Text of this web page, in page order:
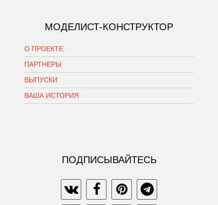
МОДЕЛИСТ-КОНСТРУКТОР
О ПРОЕКТЕ
ПАРТНЕРЫ
ВЫПУСКИ
ВАША ИСТОРИЯ
ПОДПИСЫВАЙТЕСЬ